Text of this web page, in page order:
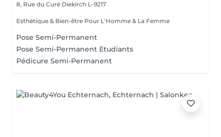
8, Rue du Curé Diekirch L-9217
Esthétique & Bien-être Pour L'Homme & La Femme
Pose Semi-Permanent
Pose Semi-Permanent Etudiants
Pédicure Semi-Permanent